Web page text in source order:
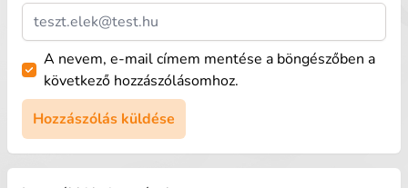
A nevem, e-mail címem mentése a böngészőben a
következő hozzászólásomhoz.